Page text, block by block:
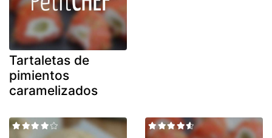
Tartaletas de
pimientos
caramelizados